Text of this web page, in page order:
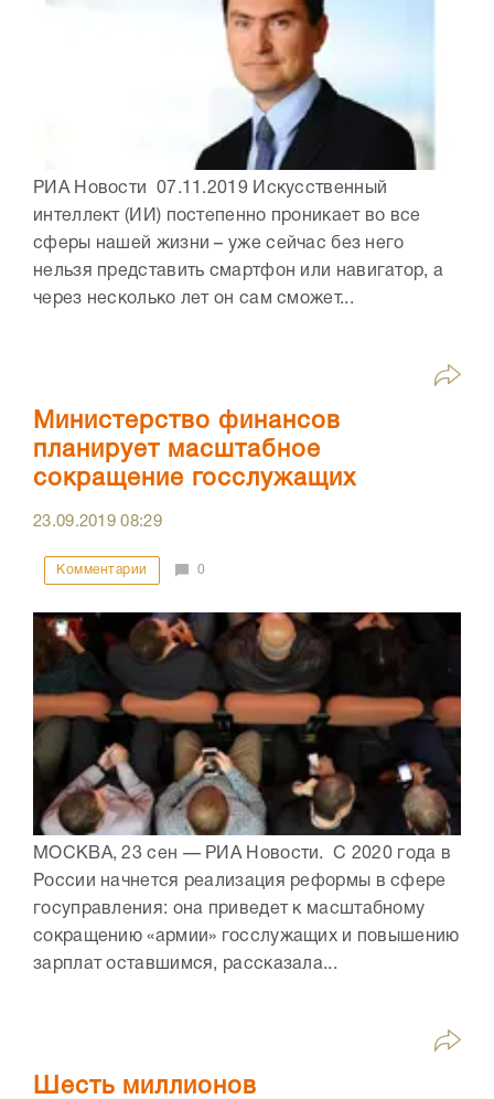
РИА Новости 07.11.2019 Искусственный
интеллект (ИИ) постепенно проникает во все
сферы нашей жизни – уже сейчас без него
нельзя представить смартфон или навигатор, а
через несколько лет он сам сможет...
Министерство финансов
планирует масштабное
сокращение госслужащих
23.09.201908:29
Комментарии 0
МОСКВА, 23 сен — РИА Новости. С 2020 года в
России начнется реализация реформы в сфере
госуправления: она приведет к масштабному
сокращению «армии» госслужащих и повышению
зарплат оставшимся, рассказала...
Шесть миллионов